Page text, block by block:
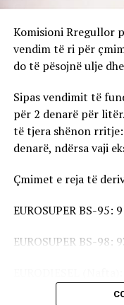
Komisioni Rregullor
vendim të ri për
do të pësojnë ulje
Sipas vendimit të
për 2 denarë për
të tjera shënon
denarë, ndërsa vaji
Çmimet e reja të
EUROSUPER BS-
EUROSUPER BS-